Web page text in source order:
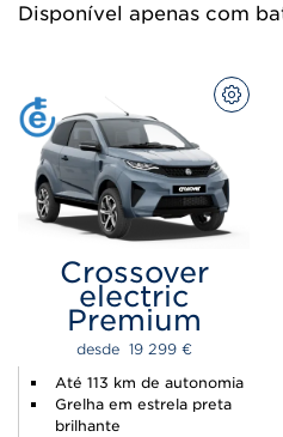
Disponível apenas com
Crossover
electric
Premium
desde 19 299 €
Até 113 km de autonomia
Grelha em estrela preta
brilhante